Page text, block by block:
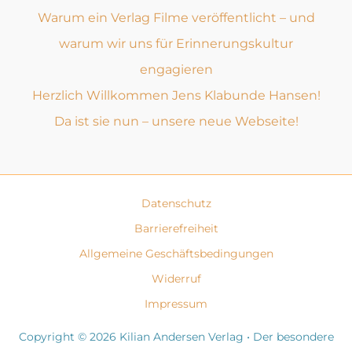
Warum ein Verlag Filme veröffentlicht – und
warum wir uns für Erinnerungskultur
engagieren
Herzlich Willkommen Jens Klabunde Hansen!
Da ist sie nun – unsere neue Webseite!
Datenschutz
Barrierefreiheit
Allgemeine Geschäftsbedingungen
Widerruf
Impressum
Copyright © 2026 Kilian Andersen Verlag • Der besondere